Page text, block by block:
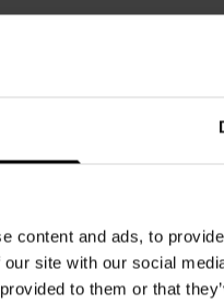
content and ads, to
site with our social
to them or that